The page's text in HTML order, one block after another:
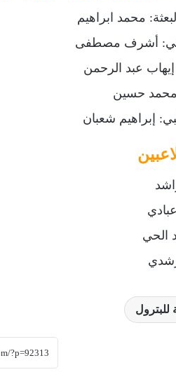
محمد ابراهيم
أشرف مصطفى
عبد الرحمن
محمد حسين
إبراهيم شعبان
الحي
للبترول